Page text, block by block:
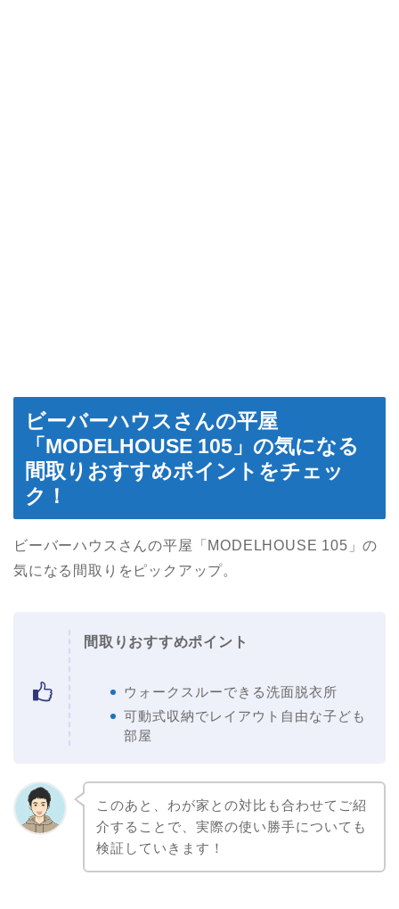
ビーバーハウスさんの平屋
「MODELHOUSE 105」の気になる
間取りおすすめポイントをチェッ
ク！
ビーバーハウスさんの平屋「MODELHOUSE 105」の
気になる間取りをピックアップ。
間取りおすすめポイント
ウォークスルーできる洗面脱衣所
可動式収納でレイアウト自由な子ども
部屋
このあと、わが家との対比も合わせてご紹
介することで、実際の使い勝手についても
検証していきます！